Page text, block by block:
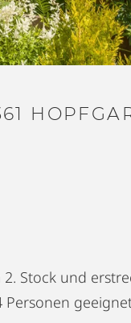
Stock und